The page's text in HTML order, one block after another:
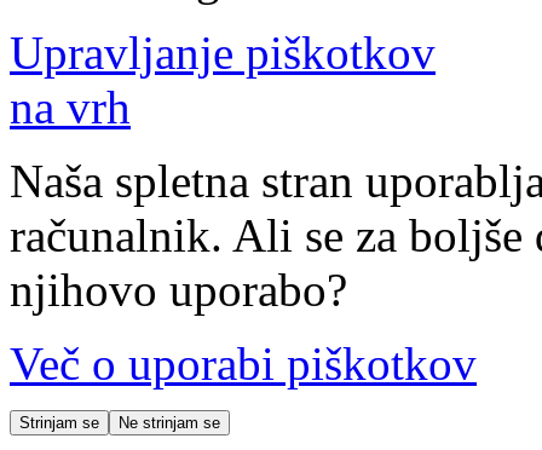
Upravljanje piškotkov
na vrh
Naša spletna stran
računalnik. Ali se za
njihovo uporabo?
Več o uporabi piškotkov
Strinjam se Ne strinjam se